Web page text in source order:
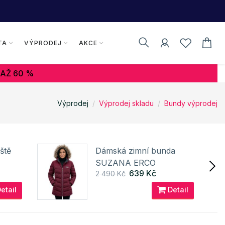
VÝPRODEJ AKCE
AŽ 60 %
Výprodej Výprodej skladu Bundy výprodej
Dámská zimní bunda
SUZANA ERCO
2 490 Kč 639 Kč
Detail